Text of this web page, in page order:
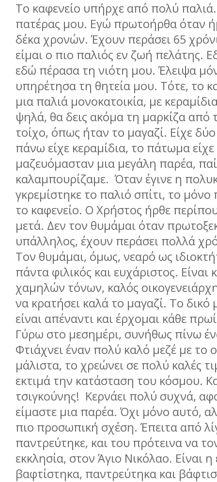
Το καφενείο υπήρχε από πολύ
πατέρας μου. Εγώ πρωτοήρθα όταν
δέκα χρονών. Έχουν περάσει 65
είμαι ο πιο παλιός εν ζωή πελάτης.
εδώ πέρασα τη νιότη μου. Έλειψα
υπηρέτησα τη θητεία μου. Τότε, το
μια παλιά μονοκατοικία, με
ψηλά, θα δεις ακόμα τη μαρκίζα από
τοίχο, όπως ήταν το μαγαζί. Είχε
πάνω είχε κεραμίδια, το πάτωμα
μαζευόμασταν μια μεγάλη παρέα,
καλαμπουρίζαμε. Όταν έγινε η
γκρεμίστηκε το παλιό σπίτι, το μόνο
το καφενείο. Ο Χρήστος ήρθε
μετά. Δεν τον θυμάμαι όταν
υπάλληλος, έχουν περάσει πολλά
Τον θυμάμαι, όμως, νεαρό ως
πάντα φιλικός και ευχάριστος. Είναι
χαμηλών τόνων, καλός
να κρατήσει καλά το μαγαζί. Το δικό
είναι απέναντι και έρχομαι κάθε
Γύρω στο μεσημέρι, συνήθως πίνω
Φτιάχνει έναν πολύ καλό μεζέ με το
μάλιστα, το χρεώνει σε πολύ καλές
εκτιμά την κατάσταση του κόσμου.
τσιγκούνης! Κερνάει πολύ συχνά,
είμαστε μια παρέα. Όχι μόνο αυτό,
πιο προσωπική σχέση. Έπειτα από
παντρεύτηκε, και του πρότεινα να
εκκλησία, στον Άγιο Νικόλαο. Είναι
βαφτίστηκα, παντρεύτηκα και